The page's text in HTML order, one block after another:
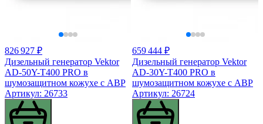
826 927 ₽
Дизельный генератор Vektor
AD-50Y-T400 PRO в
шумозащитном кожухе с АВР
Артикул: 26733
659 444 ₽
Дизельный генератор Vektor
AD-30Y-T400 PRO в
шумозащитном кожухе с АВР
Артикул: 26724